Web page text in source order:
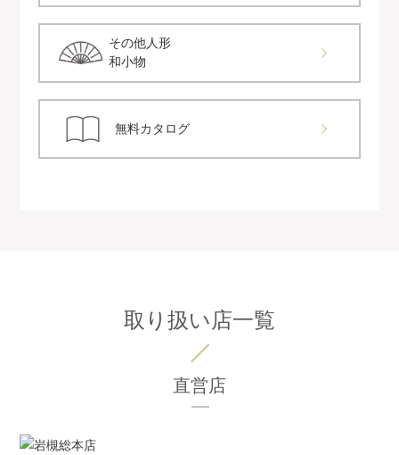
その他人形
和小物
無料カタログ
取り扱い店一覧
直営店